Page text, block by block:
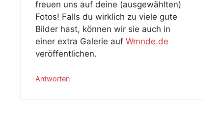
freuen uns auf deine (ausgewählten)
Fotos! Falls du wirklich zu viele gute
Bilder hast, können wir sie auch in
einer extra Galerie auf Wmnde.de
veröffentlichen.
Antworten